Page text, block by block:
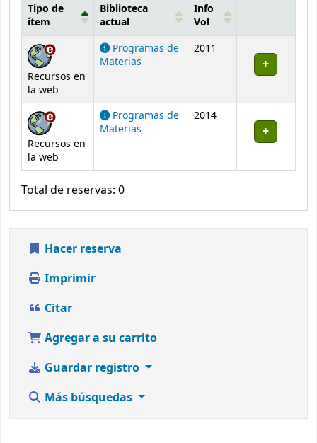
Existencias
Tipo de
ítem
Biblioteca
actual
Info
Vol
Recursos en
la web
Programas de
Materias
2011
Recursos en
la web
Programas de
Materias
2014
Total de reservas: 0
Hacer reserva
Imprimir
Citar
Agregar a su carrito
Guardar registro
Más búsquedas